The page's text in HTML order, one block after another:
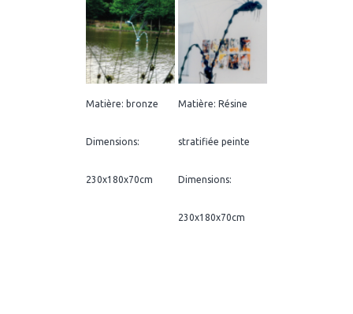
Matière: bronze
Dimensions:
230x180x70cm
Matière: Résine
stratifiée peinte
Dimensions:
230x180x70cm